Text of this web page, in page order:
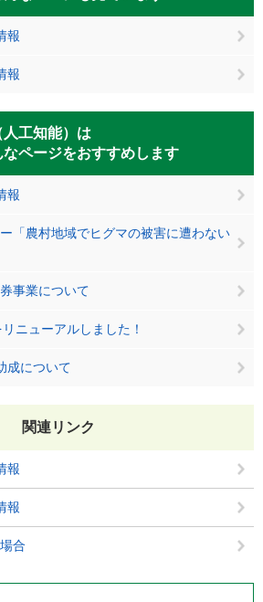
報
報
工知能）は
なページをおすすめします
報
「農村地域でヒグマの被害に遭わない
事業について
ニューアルしました！
成について
関連リンク
報
報
合